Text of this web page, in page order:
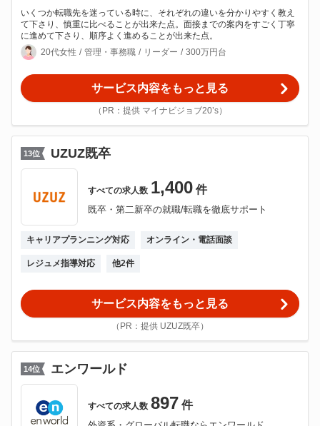
いくつか転職先を迷っている時に、それぞれの違いを分かりやすく教え
て下さり、慎重に比べることが出来た点。面接までの案内をすごく丁寧
に進めて下さり、順序よく進めることが出来た点。
20代女性
管理・事務職 リーダー 300万円台
サービス内容をもっと見る
（PR：提供 マイナビジョブ20’s）
13位 UZUZ既卒
すべての求人数 1,400 件
既卒・第二新卒の就職/転職を徹底サポート
キャリアプランニング対応 オンライン・電話面談
レジュメ指導対応 他2件
サービス内容をもっと見る
（PR：提供 UZUZ既卒）
14位 エンワールド
すべての求人数 897 件